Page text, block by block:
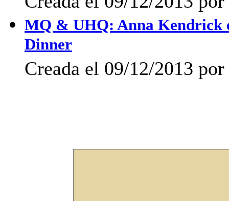
MQ & UHQ: Anna Kendrick
Dinner
Creada el 09/12/2013